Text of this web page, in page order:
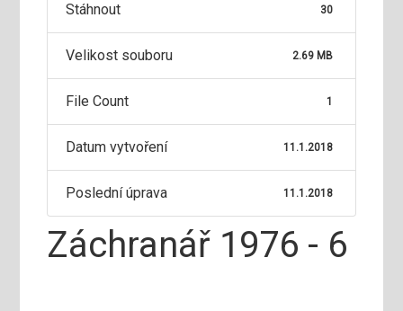
Stáhnout 30
Velikost souboru 2.69 MB
File Count 1
Datum vytvoření 11.1.2018
Poslední úprava 11.1.2018
Záchranář 1976 - 6